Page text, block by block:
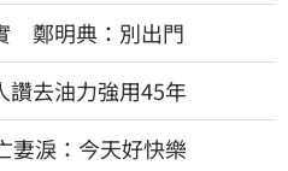
鄭明典：別出門
去油力強用45年
淚：今天好快樂